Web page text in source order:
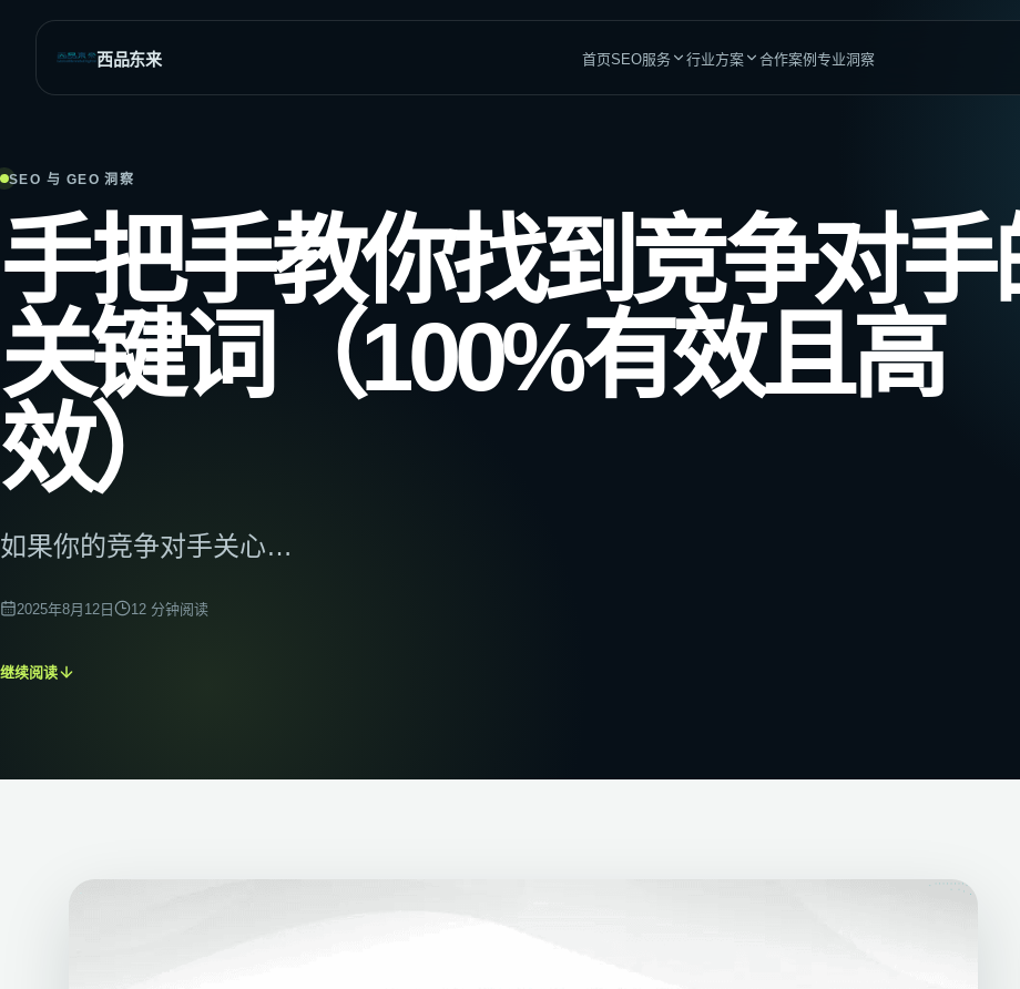
西品东来 首页SEO服务
网站分析
发现增长机会与结构问题
网站诊断与修复
定位流量与抓取异常
关键词调研
找到高价值搜索需求
建立安全、相关的权威信号
网站建设服务
为搜索与转化而设计
Shopify建站
WordPress建站
适合内容驱动型业务
整站SEO优化
全链路自然增长运营
GEO优化服务
提升AI搜索品牌可见度
内容营销
沉淀长期内容资产
行业方案
外贸与B2B
多语言市场
旅游出行
社交媒体SEO
医疗与医生
金融服务
律师服务
会计师服务
管道工服务
加密货币
成人行业
CBD行业
海外博彩
贷款业务
合作案例专业洞察
SEO 与 GEO 洞察
手把手教你找到竞争对手
关键词（100%有效且高
效）
如果你的竞争对手关心…
2025年8月12日 12 分钟阅读
继续阅读